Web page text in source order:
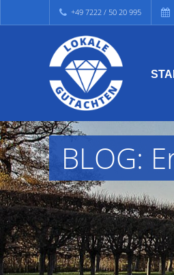
+49 7222 / 50 20 995
BLOG: